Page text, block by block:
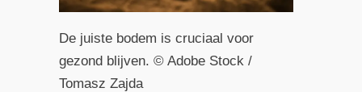
De juiste bodem is cruciaal voor
gezond blijven. © Adobe Stock /
Tomasz Zajda